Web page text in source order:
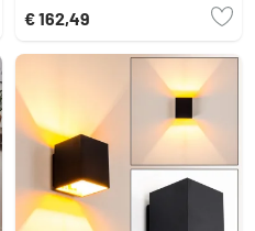
€ 162,49